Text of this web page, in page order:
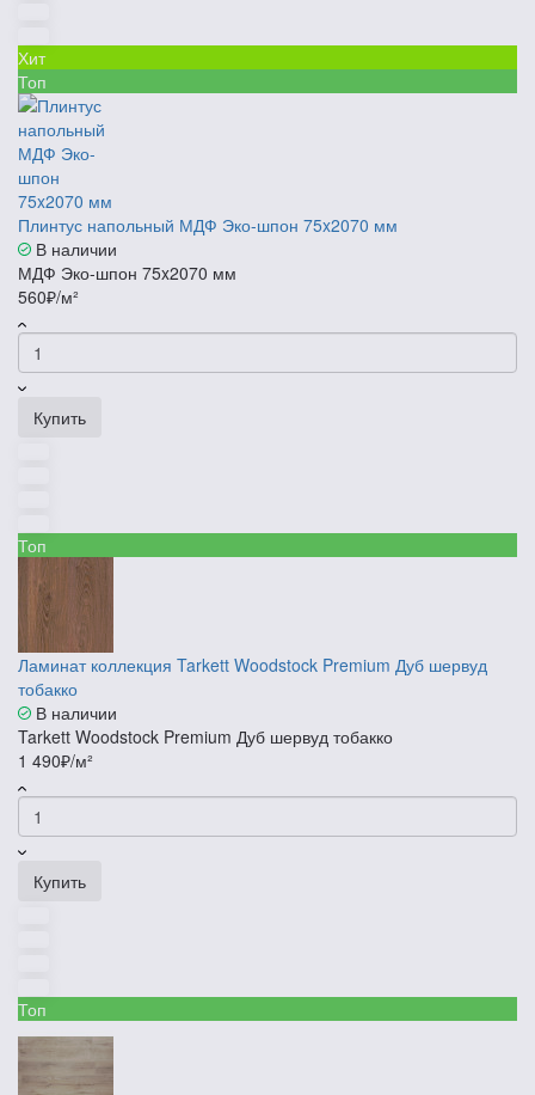
Хит
Топ
Плинтус напольный МДФ Эко-шпон 75x2070 мм
В наличии
МДФ Эко-шпон 75x2070 мм
560₽/м²
Купить
Топ
Ламинат коллекция Tarkett Woodstock Premium Дуб шервуд
тобакко
В наличии
Tarkett Woodstock Premium Дуб шервуд тобакко
1 490₽/м²
Купить
Топ